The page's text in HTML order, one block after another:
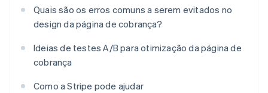
Quais são os erros comuns a serem evitados no
design da página de cobrança?
Ideias de testes A/B para otimização da página de
cobrança
Como a Stripe pode ajudar